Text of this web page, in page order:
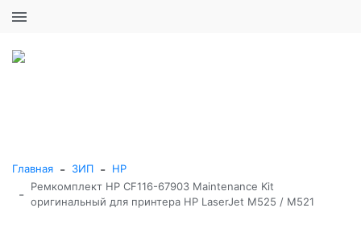
Главная - ЗИП - HP
-
Ремкомплект HP CF116-67903 Maintenance Kit
оригинальный для принтера HP LaserJet M525 / M521